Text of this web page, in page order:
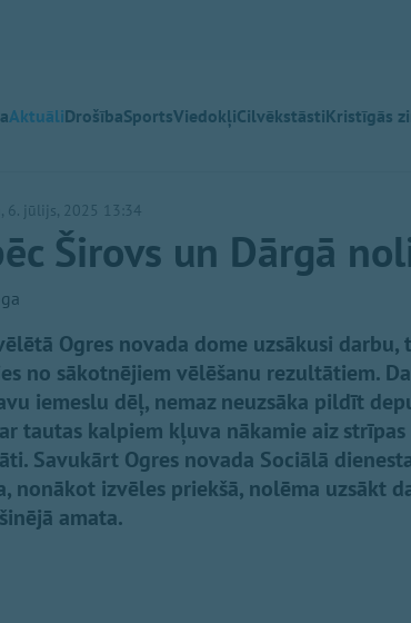
AktuāliDrošībaSportsViedokļiCilvēkstāstiKristīgās
6. jūlijs, 2025 13:34
Širovs un Dārgā
Ogres novada dome uzsākusi darbu,
no sākotnējiem vēlēšanu rezultātiem.
iemeslu dēļ, nemaz neuzsāka pildīt
tautas kalpiem kļuva nākamie aiz
Savukārt Ogres novada Sociālā
nonākot izvēles priekšā, nolēma uzsākt
amata.